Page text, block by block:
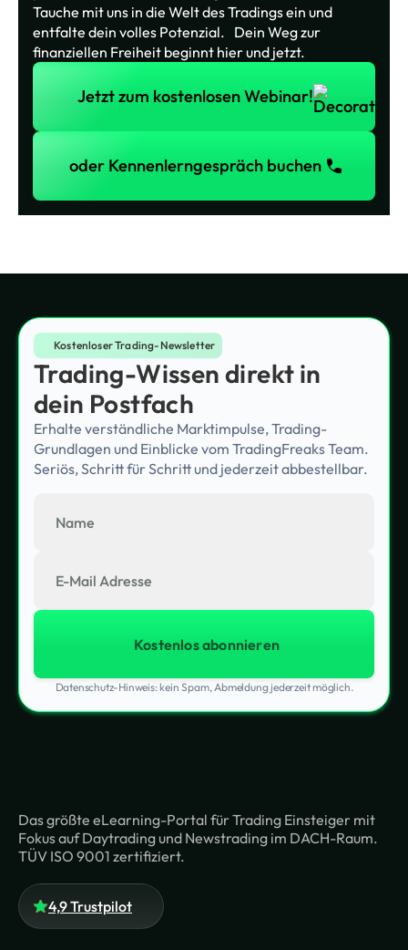
Tauche mit uns in die Welt des Tradings ein und
entfalte dein volles Potenzial. Dein Weg zur
finanziellen Freiheit beginnt hier und jetzt.
Jetzt zum kostenlosen Webinar!
Jetzt zum kostenlosen Webinar!
oder Kennenlerngespräch buchen
oder Kennenlerngespräch buchen
Kostenloser Trading-Newsletter
Trading-Wissen direkt in
dein Postfach
Erhalte verständliche Marktimpulse, Trading-
Grundlagen und Einblicke vom TradingFreaks Team.
Seriös, Schritt für Schritt und jederzeit abbestellbar.
Datenschutz-Hinweis: kein Spam, Abmeldung jederzeit möglich.
Das größte eLearning-Portal für Trading Einsteiger mit
Fokus auf Daytrading und Newstrading im DACH-Raum.
TÜV ISO 9001 zertifiziert.
4,9 Trustpilot